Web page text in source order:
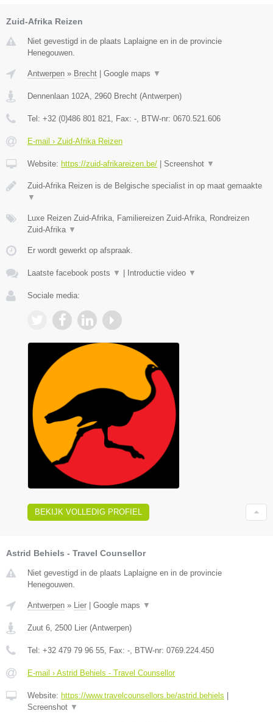
Zuid-Afrika Reizen
Niet gevestigd in de plaats Laplaigne en in de provincie
Henegouwen.
Antwerpen » Brecht | Google maps ▼
Dennenlaan 102A 2960 Brecht (Antwerpen)
Tel: +32 (0)486 801 821 , Fax: - , BTW-nr: 0670.521.606
E-mail › Zuid-Afrika Reizen
Website: https://zuid-afrikareizen.be/ | Screenshot ▼
Zuid-Afrika Reizen is de Belgische specialist in op maat gemaakte
▼
Luxe Reizen Zuid-Afrika, Familiereizen Zuid-Afrika, Rondreizen
Zuid-Afrika ▼
Er wordt gewerkt op afspraak.
Laatste facebook posts ▼ | Introductie video ▼
Sociale media:
BEKIJK VOLLEDIG PROFIEL
Astrid Behiels - Travel Counsellor
Niet gevestigd in de plaats Laplaigne en in de provincie
Henegouwen.
Antwerpen » Lier Google maps ▼
Zuut 6 2500 Lier (Antwerpen)
Tel: +32 479 79 96 55 , Fax: - , BTW-nr: 0769.224.450
E-mail › Astrid Behiels - Travel Counsellor
Website: https://www.travelcounsellors.be/astrid.behiels
Screenshot ▼